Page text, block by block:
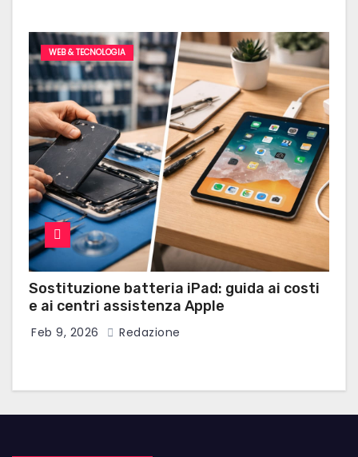
WEB & TECNOLOGIA
Sostituzione batteria iPad: guida ai costi
e ai centri assistenza Apple
Feb 9, 2026 Redazione